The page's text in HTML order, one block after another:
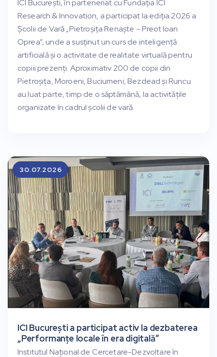
ICI București, în parteneriat cu Fundația ICI
Research & Innovation, a participat la ediția 2026 a
Școlii de Vară „Pietroșița Renaște – Preot Ioan
Oprea”, unde a susținut un curs de inteligență
artificială și o activitate de realitate virtuală pentru
copiii prezenți. Aproximativ 200 de copii din
Pietroșița, Moroeni, Buciumeni, Bezdead și Runcu
au luat parte, timp de o săptămână, la activitățile
organizate în cadrul școlii de vară.
ICI București a participat activ la dezbaterea
„Performanțe locale în era digitală”
Institutul Național de Cercetare-Dezvoltare în
30.07.2026